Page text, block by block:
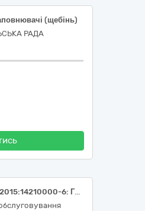
(щебінь)
РАДА
Гранітний відсів ДК 021:2015:14210000-6: Гравій, пісок, щебінь і наповнювачі